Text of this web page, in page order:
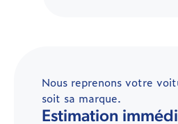
Nous reprenons votre
soit sa marque.
Estimation